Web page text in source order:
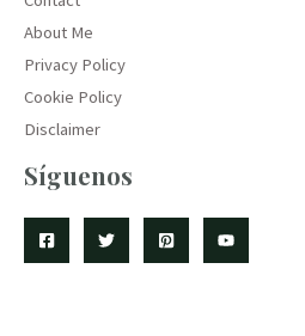
About Me
Privacy Policy
Cookie Policy
Disclaimer
Síguenos